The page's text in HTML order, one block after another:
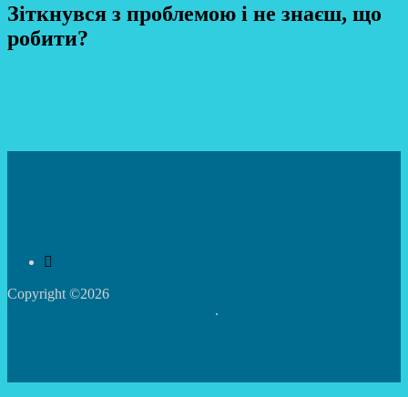
Зіткнувся з проблемою і не знаєш, що
робити?
Copyright ©2026
.